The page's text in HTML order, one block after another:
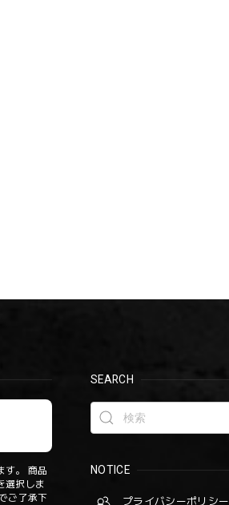
す。 商品
選択しま
ご了承下
SEARCH
NOTICE
プライバシーポリシー